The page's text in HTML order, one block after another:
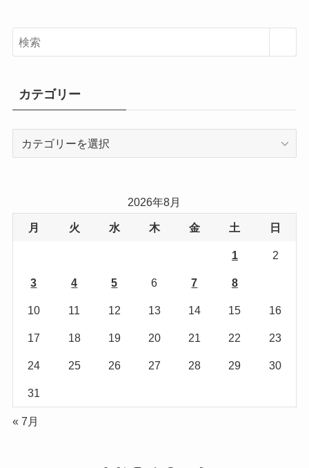
カテゴリー
2026年8月
月 火 水 木 金 土 日
1 2
3 4 5 6 7 8
10 11 12 13 14 15 16
17 18 19 20 21 22 23
24 25 26 27 28 29 30
31
« 7月